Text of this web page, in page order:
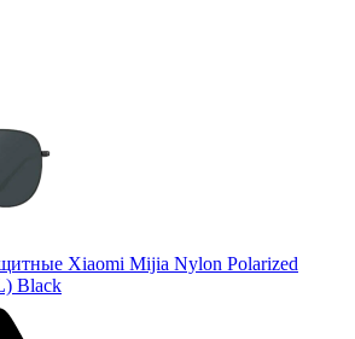
Xiaomi Mijia Nylon Polarized
Black